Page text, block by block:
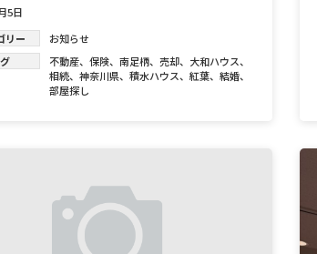
5日
リー
お知らせ
不動産、 保険、 南足柄、 売却、 大和ハウス、
相続、 神奈川県、 積水ハウス、 紅葉、 結婚、
部屋探し